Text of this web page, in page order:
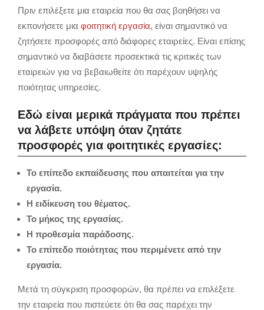
Πριν επιλέξετε μια εταιρεία που θα σας βοηθήσει να
εκπονήσετε μια φοιτητική εργασία, είναι σημαντικό να
ζητήσετε προσφορές από διάφορες εταιρείες. Είναι επίσης
σημαντικό να διαβάσετε προσεκτικά τις κριτικές των
εταιρειών για να βεβαιωθείτε ότι παρέχουν υψηλής
ποιότητας υπηρεσίες.
Εδώ είναι μερικά πράγματα που πρέπει
να λάβετε υπόψη όταν ζητάτε
προσφορές για φοιτητικές εργασίες:
Το επίπεδο εκπαίδευσης που απαιτείται για την
εργασία.
Η ειδίκευση του θέματος.
Το μήκος της εργασίας.
Η προθεσμία παράδοσης.
Το επίπεδο ποιότητας που περιμένετε από την
εργασία.
Μετά τη σύγκριση προσφορών, θα πρέπει να επιλέξετε
την εταιρεία που πιστεύετε ότι θα σας παρέχει την